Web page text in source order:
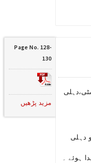
۱۷ اکتوبر ۱۸۱۷ء کو دہلی
ہوئے ۔
Page No. 128-
130
مزید پڑھیں